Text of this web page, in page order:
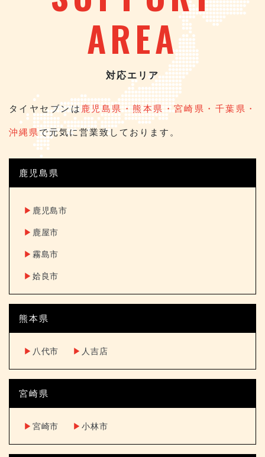
AREA
対応エリア
タイヤセブンは鹿児島県・熊本県・宮崎県・千葉県・
沖縄県で元気に営業致しております。
鹿児島県
▶︎ 鹿児島市
▶︎ 鹿屋市
▶︎ 霧島市
▶︎ 姶良市
熊本県
▶︎ 八代市 ▶︎ 人吉店
宮崎県
▶︎ 宮崎市 ▶︎小林市